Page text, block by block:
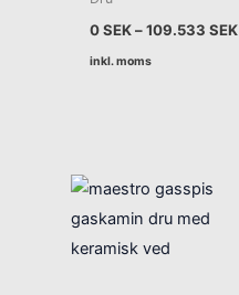
0SEK–109.533SEK
inkl. moms